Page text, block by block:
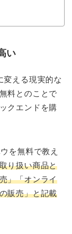
い
変える現実的な
料とのことで
クエンドを購
を無料で教え
り扱い商品と
」「オンライ
販売」と記載